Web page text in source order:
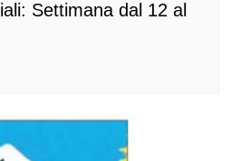
Settimana dal 12 al